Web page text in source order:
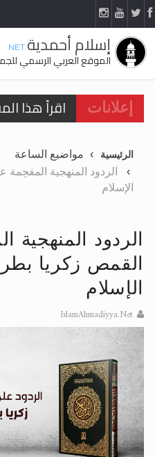
إسلام أحمدية.NET
الموقع العربي الرسمي
إعلانات
اقرأ هذا
تعميم هامّ
اقرأ هذا
الحجّ..
اقرأ هذا
الرئيسية
مواضيع الساعة
الردود المنهجية
الإسلام
الردود المنهجية
القمص زكريا
الإسلام
IslamAhmadiyya.Net